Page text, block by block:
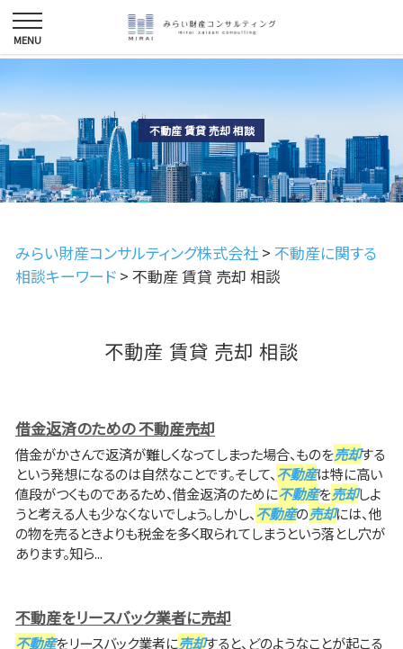
不動産 賃貸 売却 相談
みらい財産コンサルティング株式会社 > 不動産に関する
相談キーワード > 不動産 賃貸 売却 相談
不動産 賃貸 売却 相談
借金返済のための 不動産売却
借金がかさんで返済が難しくなってしまった場合、ものを売却する
という発想になるのは自然なことです。そして、不動産は特に高い
値段がつくものであるため、借金返済のために不動産を売却しよ
うと考える人も少なくないでしょう。しかし、不動産の売却には、他
の物を売るときよりも税金を多く取られてしまうという落とし穴が
あります。知ら...
不動産をリースバック業者に売却
不動産をリースバック業者に売却すると、どのようなことが起こる